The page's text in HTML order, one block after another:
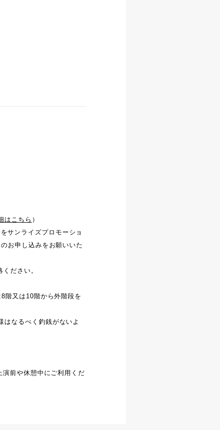
はこちら ）
サンライズプロモーショ
お申し込みをお願いいた
ださい。
階又は10階から外階段を
なるべく釣銭がないよ
演前や休憩中にご利用くだ